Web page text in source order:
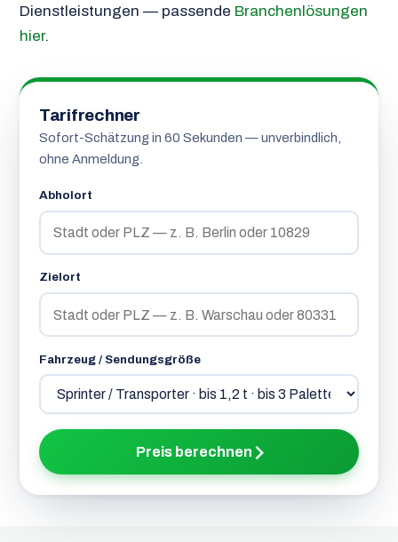
Dienstleistungen — passende Branchenlösungen
hier.
Tarifrechner
Sofort-Schätzung in 60 Sekunden — unverbindlich,
ohne Anmeldung.
Abholort
Zielort
Fahrzeug / Sendungsgröße
Preis berechnen